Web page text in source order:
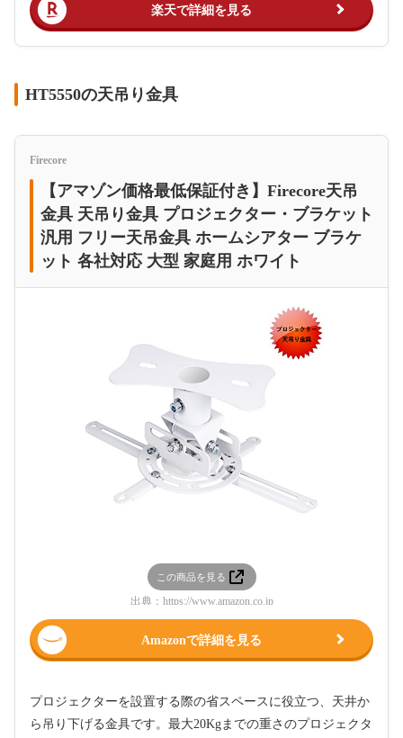
楽天で詳細を見る
HT5550の天吊り金具
Firecore
【アマゾン価格最低保証付き】Firecore天吊
金具 天吊り金具 プロジェクター・ブラケット
汎用 フリー天吊金具 ホームシアター ブラケ
ット 各社対応 大型 家庭用 ホワイト
この商品を見る
出典： https://www.amazon.co.jp
Amazonで詳細を見る
プロジェクターを設置する際の省スペースに役立つ、天井か
ら吊り下げる金具です。最大20Kgまでの重さのプロジェクタ